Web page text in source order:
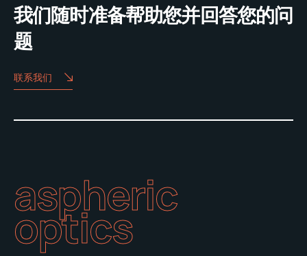
我们随时准备帮助您并回答您的问
题
联系我们
aspheric
optics